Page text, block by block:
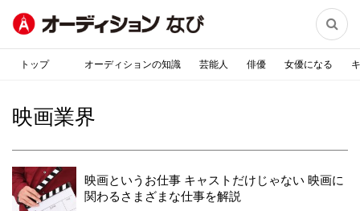

トップ オーディションの知識 芸能人 俳優 女優になる
映画業界
映画というお仕事 キャストだけじゃない 映画に
関わるさまざまな仕事を解説